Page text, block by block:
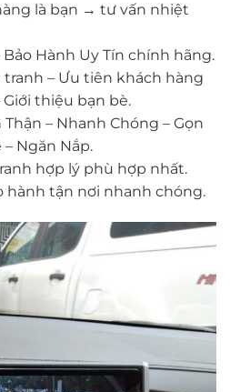
là bạn → tư vấn nhiệt
Bảo Hành Uy Tín chính hãng.
tranh – Ưu tiên khách hàng
thiệu bạn bè.
Thận – Nhanh Chóng – Gọn
– Ngăn Nắp.
hợp lý phù hợp nhất.
hành tận nơi nhanh chóng.